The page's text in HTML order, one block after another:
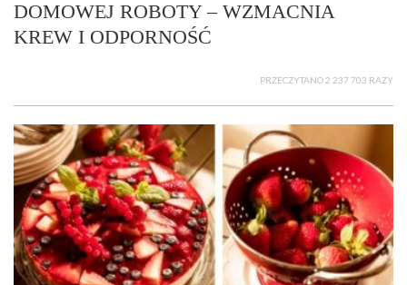
DOMOWEJ ROBOTY – WZMACNIA
KREW I ODPORNOŚĆ
PRZECZYTANO 2 237 703 RAZY